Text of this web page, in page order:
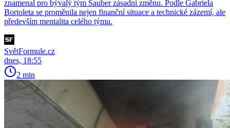
znamenal pro bývalý tým Sauber zásadní změnu. Podle Gabriela
Bortoleta se proměnila nejen finanční situace a technické zázemí, ale
především mentalita celého týmu.
SvětFormule.cz
dnes, 18:55
2 min